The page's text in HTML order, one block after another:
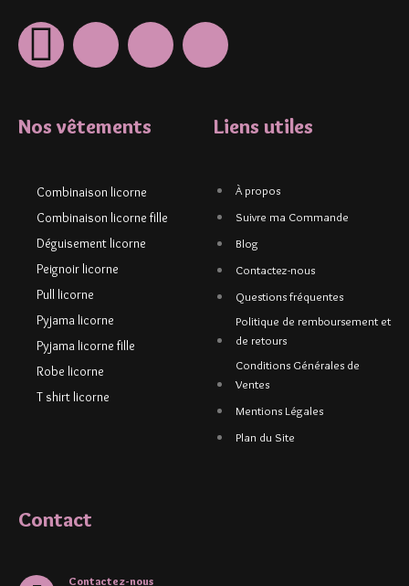
Nos vêtements
Combinaison licorne
Combinaison licorne fille
Déguisement licorne
Peignoir licorne
Pull licorne
Pyjama licorne
Pyjama licorne fille
Robe licorne
T shirt licorne
Liens utiles
À propos
Suivre ma Commande
Blog
Contactez-nous
Questions fréquentes
Politique de remboursement et
de retours
Conditions Générales de
Ventes
Mentions Légales
Plan du Site
Contact
Contactez-nous